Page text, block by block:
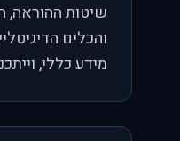
שיטות ההוראה,
והכלים
מידע כללי,